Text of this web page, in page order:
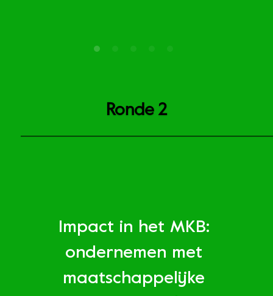
Ronde 2
Impact in het MKB:
ondernemen met
maatschappelijke